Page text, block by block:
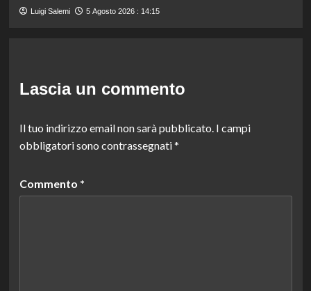
Luigi Salemi 5 Agosto 2026 : 14:15
Lascia un commento
Il tuo indirizzo email non sarà pubblicato. I campi
obbligatori sono contrassegnati*
Commento *